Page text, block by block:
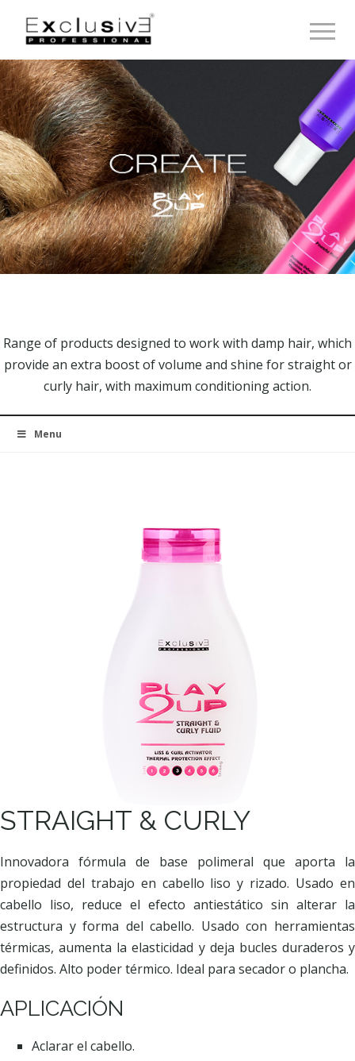
Range of products designed to work with damp hair, which
provide an extra boost of volume and shine for straight or
curly hair, with maximum conditioning action.
Menu
STRAIGHT & CURLY
Innovadora fórmula de base polimeral que aporta la
propiedad del trabajo en cabello liso y rizado. Usado en
cabello liso, reduce el efecto antiestático sin alterar la
estructura y forma del cabello. Usado con herramientas
térmicas, aumenta la elasticidad y deja bucles duraderos y
definidos. Alto poder térmico. Ideal para secador o plancha.
APLICACIÓN
Aclarar el cabello.